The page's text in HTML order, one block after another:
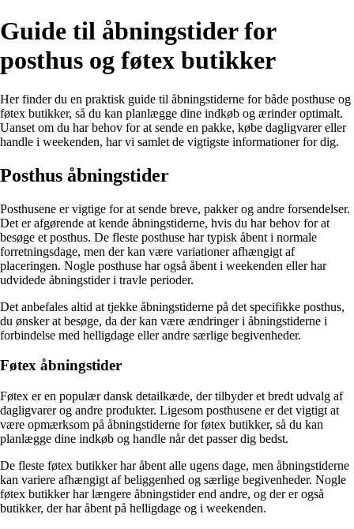
Guide til åbningstider for
posthus og føtex butikker
Her finder du en praktisk guide til åbningstiderne for både posthuse og
føtex butikker, så du kan planlægge dine indkøb og ærinder optimalt.
Uanset om du har behov for at sende en pakke, købe dagligvarer eller
handle i weekenden, har vi samlet de vigtigste informationer for dig.
Posthus åbningstider
Posthusene er vigtige for at sende breve, pakker og andre forsendelser.
Det er afgørende at kende åbningstiderne, hvis du har behov for at
besøge et posthus. De fleste posthuse har typisk åbent i normale
forretningsdage, men der kan være variationer afhængigt af
placeringen. Nogle posthuse har også åbent i weekenden eller har
udvidede åbningstider i travle perioder.
Det anbefales altid at tjekke åbningstiderne på det specifikke posthus,
du ønsker at besøge, da der kan være ændringer i åbningstiderne i
forbindelse med helligdage eller andre særlige begivenheder.
Føtex åbningstider
Føtex er en populær dansk detailkæde, der tilbyder et bredt udvalg af
dagligvarer og andre produkter. Ligesom posthusene er det vigtigt at
være opmærksom på åbningstiderne for føtex butikker, så du kan
planlægge dine indkøb og handle når det passer dig bedst.
De fleste føtex butikker har åbent alle ugens dage, men åbningstiderne
kan variere afhængigt af beliggenhed og særlige begivenheder. Nogle
føtex butikker har længere åbningstider end andre, og der er også
butikker, der har åbent på helligdage og i weekenden.